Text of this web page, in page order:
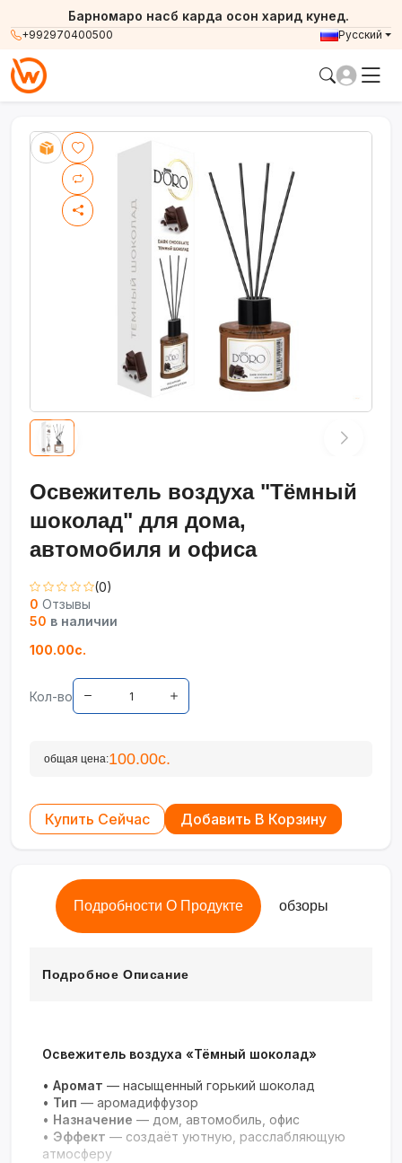
+992970400500
Барномаро насб карда осон харид кунед.
Русский
Освежитель воздуха "Тёмный
шоколад" для дома,
автомобиля и офиса
(0)
0 Отзывы
50 в наличии
100.00с.
Кол-во
общая цена:100.00с.
Купить Сейчас Добавить В Корзину
Подробности О Продукте обзоры
Подробное Описание
Освежитель воздуха «Тёмный шоколад»
• Аромат — насыщенный горький шоколад
• Тип — аромадиффузор
• Назначение — дом, автомобиль, офис
• Эффект — создаёт уютную, расслабляющую
атмосферу